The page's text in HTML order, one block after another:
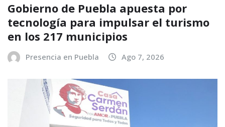
Gobierno de Puebla apuesta por
tecnología para impulsar el turismo
en los 217 municipios
Presencia en Puebla Ago 7, 2026